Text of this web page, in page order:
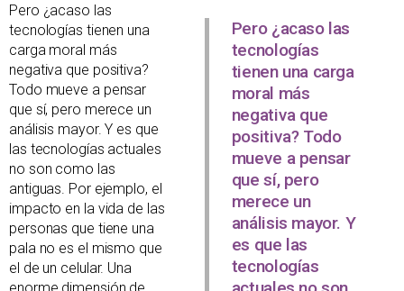
Pero ¿acaso las
tecnologías
tienen una carga
moral más
negativa que
positiva? Todo
mueve a pensar
que sí, pero
merece un
análisis mayor. Y
es que las
tecnologías
Pero ¿acaso las
tecnologías tienen una
carga moral más
negativa que positiva?
Todo mueve a pensar
que sí, pero merece un
análisis mayor. Y es que
las tecnologías actuales
no son como las
antiguas. Por ejemplo, el
impacto en la vida de las
personas que tiene una
pala no es el mismo que
el de un celular. Una
enorme dimensión de